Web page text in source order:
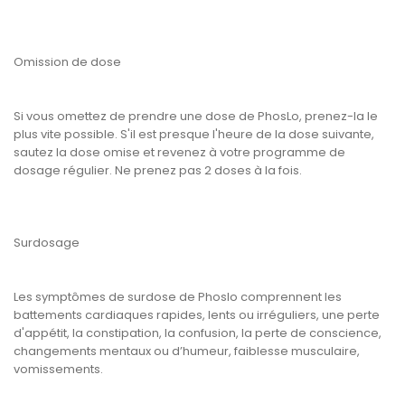
Omission de dose
Si vous omettez de prendre une dose de PhosLo, prenez-la le
plus vite possible. S'il est presque l'heure de la dose suivante,
sautez la dose omise et revenez à votre programme de
dosage régulier. Ne prenez pas 2 doses à la fois.
Surdosage
Les symptômes de surdose de Phoslo comprennent les
battements cardiaques rapides, lents ou irréguliers, une perte
d'appétit, la constipation, la confusion, la perte de conscience,
changements mentaux ou d’humeur, faiblesse musculaire,
vomissements.